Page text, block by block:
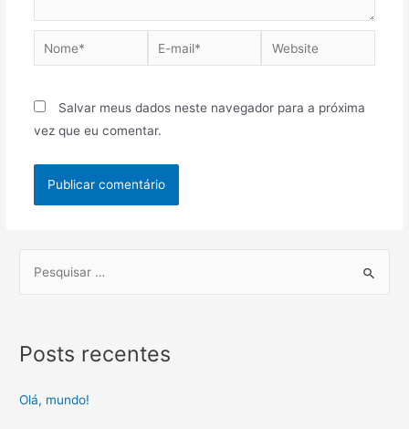
Salvar meus dados neste navegador para a próxima
vez que eu comentar.
Posts recentes
Olá, mundo!